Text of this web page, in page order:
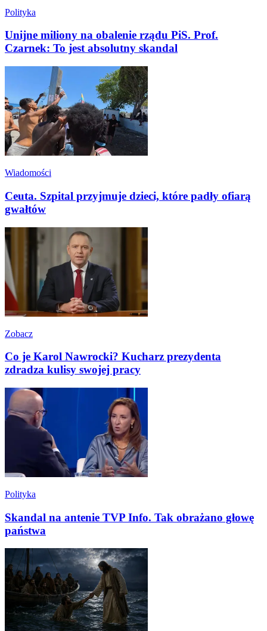
Polityka
Unijne miliony na obalenie rządu PiS. Prof.
Czarnek: To jest absolutny skandal
Wiadomości
Ceuta. Szpital przyjmuje dzieci, które padły ofiarą
gwałtów
Zobacz
Co je Karol Nawrocki? Kucharz prezydenta
zdradza kulisy swojej pracy
Polityka
Skandal na antenie TVP Info. Tak obrażano głowę
państwa